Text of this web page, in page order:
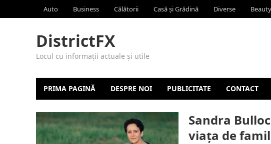
Auto Business Călătorii Casă și Grădină Diverse Beauty
DistrictFX
Locul cu informații actuale și utile
PRIMA PAGINĂ DESPRE NOI PUBLICITATE CONTACT
Sandra
viața de